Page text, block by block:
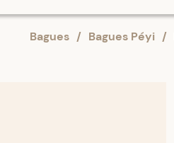
Bagues / Bagues Péyi /